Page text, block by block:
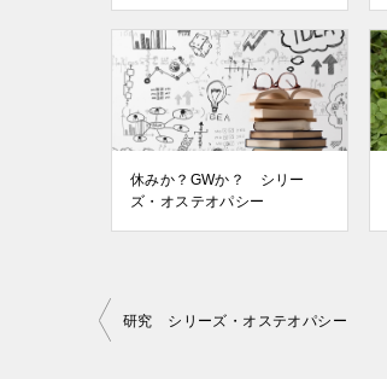
休みか？GWか？ シリー
ズ・オステオパシー
投研究 シリーズ・オステオパシー